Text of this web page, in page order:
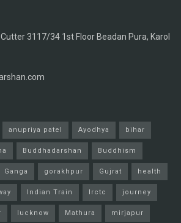
3117/34 1st Floor Beadan Pura, Karol
anupriya patel Ayodhya bihar
Buddhadarshan Buddhism
Ganga gorakhpur Gujrat health
Indian Train Irctc journey
lucknow Mathura mirjapur